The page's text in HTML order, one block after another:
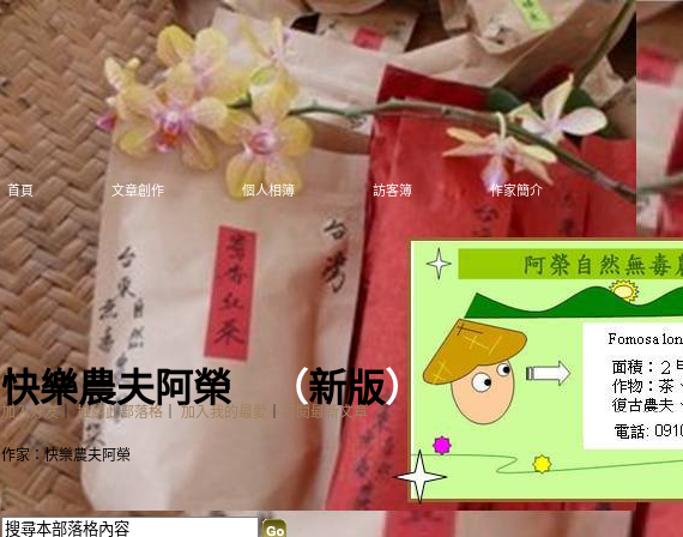
快樂農夫阿榮 （新版）
首頁 文章創作 個人相簿 訪客簿 作家簡介
加入好友 ｜推薦此部落格 加入我的最愛 訂閱最新文章
作家：快樂農夫阿榮